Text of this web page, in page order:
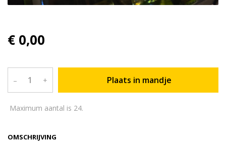
OMSCHRIJVING
€ 0,00
– + Plaats in mandje
Maximum aantal is 24.